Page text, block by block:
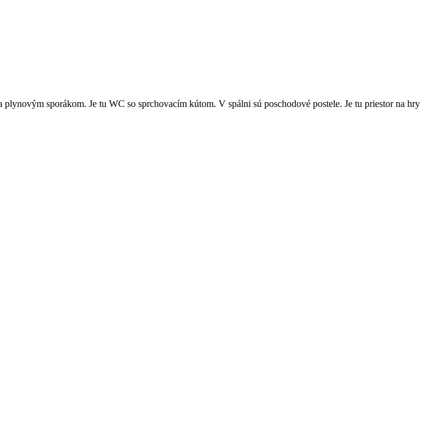
sporákom. Je tu WC so sprchovacím kútom. V spálni sú poschodové postele. Je tu priestor na hry